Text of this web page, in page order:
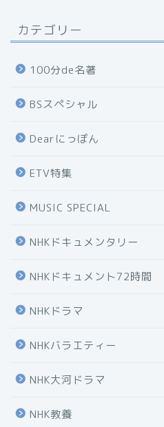
カテゴリー
100分de名著
BSスペシャル
Dearにっぽん
ETV特集
MUSIC SPECIAL
NHKドキュメンタリー
NHKドキュメント72時間
NHKドラマ
NHKバラエティー
NHK大河ドラマ
NHK教養